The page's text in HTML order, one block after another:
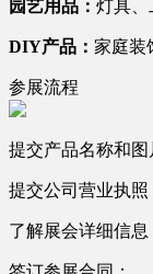
园艺用品： 灯具、
DIY产品： 家庭装
参展流程
提交产品名称和图
提交公司营业执照
了解展会详细信息